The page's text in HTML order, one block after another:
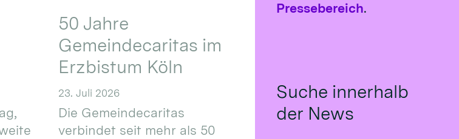
50 Jahre
Gemeindecaritas im
Erzbistum Köln
23. Juli 2026
Die Gemeindecaritas
verbindet seit mehr als 50
Pressebereich.
Suche innerhalb
der News